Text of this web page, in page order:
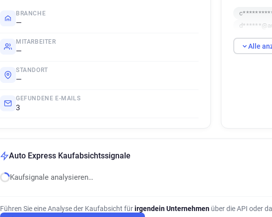
BRANCHE
—
MITARBEITER
—
STANDORT
—
GEFUNDENE E-MAILS
3
Alle
Auto Express Kaufabsichtssignale
Kaufsignale analysieren…
Führen Sie eine Analyse der Kaufabsicht fürirgendein Unternehmen über die API oder